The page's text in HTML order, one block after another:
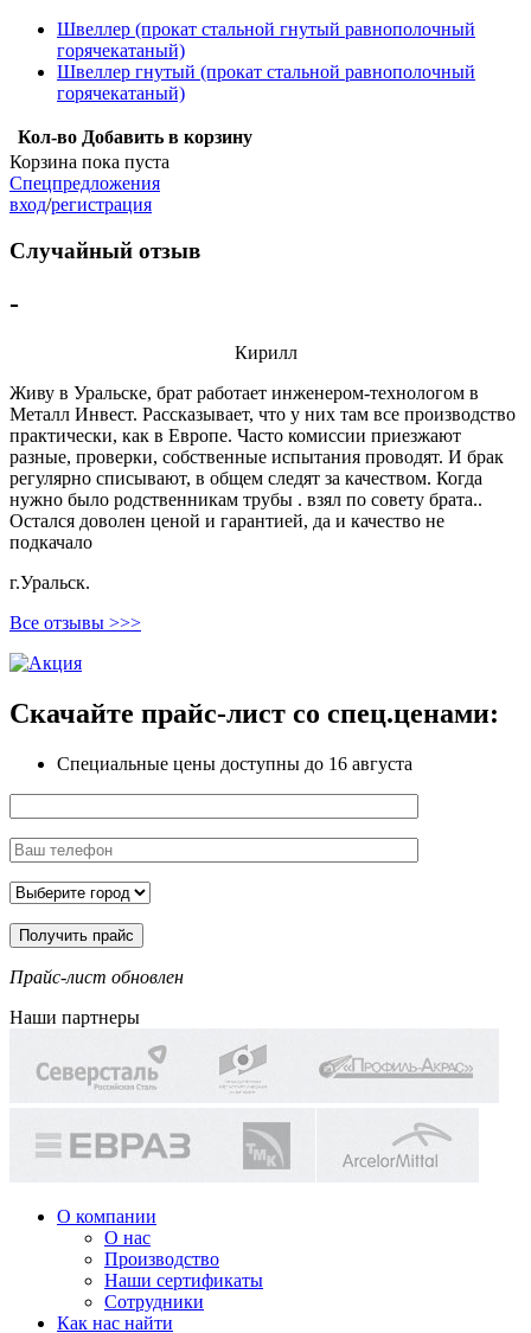
Швеллер (прокат стальной гнутый равнополочный
горячекатаный)
Швеллер гнутый (прокат стальной равнополочный
горячекатаный)
Кол-во Добавить в корзину
Корзина пока пуста
Спецпредложения
вход/регистрация
Случайный отзыв
-
Кирилл
Живу в Уральске, брат работает инженером-технологом в
Металл Инвест. Рассказывает, что у них там все производство
практически, как в Европе. Часто комиссии приезжают
разные, проверки, собственные испытания проводят. И брак
регулярно списывают, в общем следят за качеством. Когда
нужно было родственникам трубы . взял по совету брата..
Остался доволен ценой и гарантией, да и качество не
подкачало
г.Уральск.
Все отзывы >>>
Скачайте прайс-лист со спец.ценами:
Специальные цены доступны до 16 августа
Прайс-лист обновлен
Наши партнеры
О компании
О нас
Производство
Наши сертификаты
Сотрудники
Как нас найти